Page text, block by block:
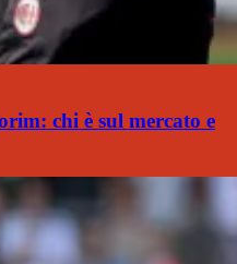
chi è sul mercato e